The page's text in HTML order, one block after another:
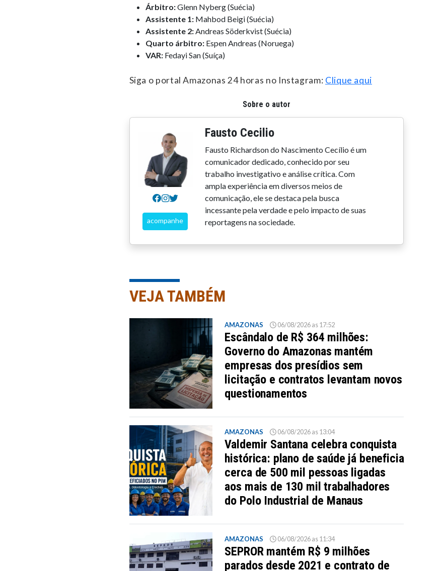
Árbitro:Glenn Nyberg (Suécia)
Assistente 1:Mahbod Beigi (Suécia)
Assistente 2:Andreas Söderkvist (Suécia)
Quarto árbitro:Espen Andreas (Noruega)
VAR:Fedayi San (Suíça)
Siga o portal Amazonas 24 horas no Instagram: Clique aqui
Sobre o autor
acompanhe
Fausto Cecilio
Fausto Richardson do Nascimento Cecílio é um
comunicador dedicado, conhecido por seu
trabalho investigativo e análise crítica. Com
ampla experiência em diversos meios de
comunicação, ele se destaca pela busca
incessante pela verdade e pelo impacto de suas
reportagens na sociedade.
VEJA TAMBÉM
AMAZONAS 06/08/2026 as 17:52
Escândalo de R$ 364 milhões:
Governo do Amazonas mantém
empresas dos presídios sem
licitação e contratos levantam novos
questionamentos
AMAZONAS 06/08/2026 as 13:04
Valdemir Santana celebra conquista
histórica: plano de saúde já beneficia
cerca de 500 mil pessoas ligadas
aos mais de 130 mil trabalhadores
do Polo Industrial de Manaus
AMAZONAS 06/08/2026 as 11:34
SEPROR mantém R$ 9 milhões
parados desde 2021 e contrato de